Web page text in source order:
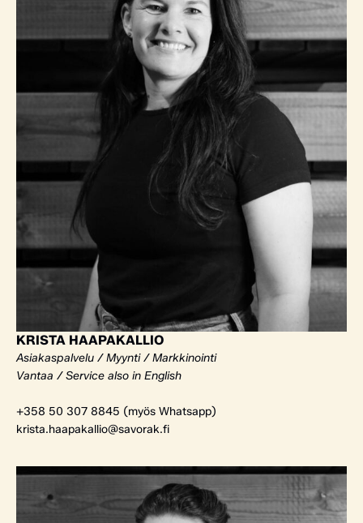
KRISTA HAAPAKALLIO
Asiakaspalvelu / Myynti / Markkinointi
Vantaa / Service also in English
+358 50 307 8845 (myös Whatsapp)
krista.haapakallio@savorak.fi